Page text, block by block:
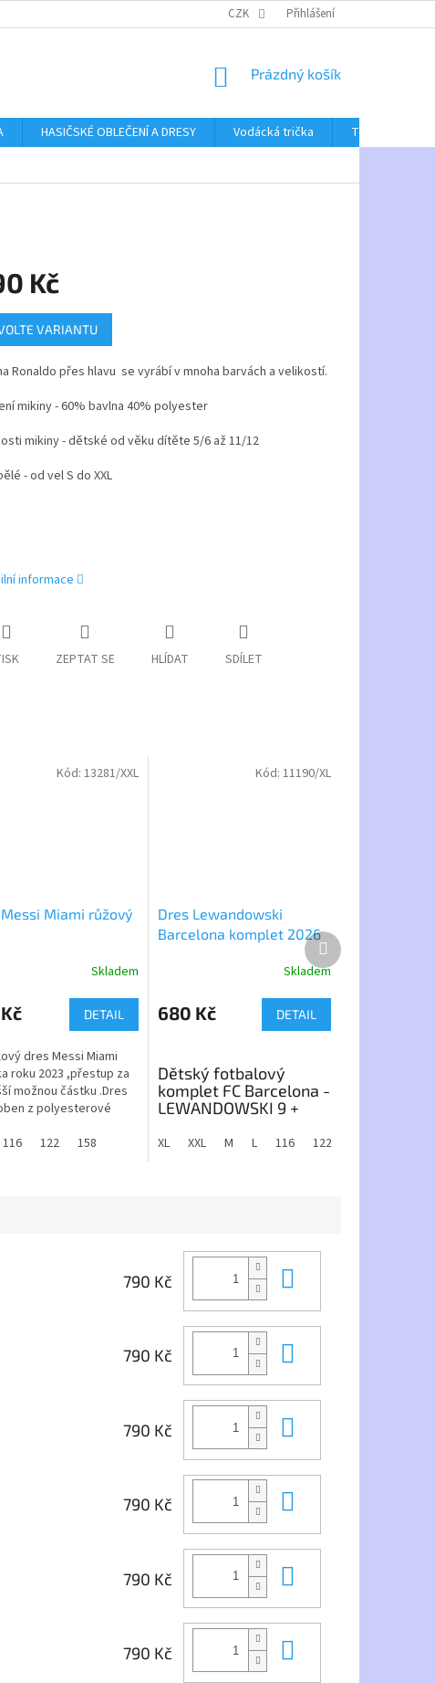
CZK Přihlášení
NÁKUPNÍ
Prázdný košík
HASIČSKÉ OBLEČENÍ A DRESY Vodácká trička
Textil bez
Kč
VARIANTU
Ronaldo přes hlavu se vyrábí v mnoha barvách a velikostí.
mikiny - 60% bavlna 40% polyester
mikiny - dětské od věku dítěte 5/6 až 11/12
- od vel S do XXL
informace
ZEPTAT SE HLÍDAT SDÍLET
140 146 152 164
Miami růžový
Skladem
DETAIL
dres Messi Miami
roku 2023 ,přestup za
možnou částku .Dres
z polyesterové
která
116 122 158
Kód:13281/XXL
Dres Lewandowski
Barcelona komplet 2026
produktu
je
5
hvězdiček.
Skladem
680 Kč DETAIL
Dětský fotbalový
komplet FC Barcelona -
LEWANDOWSKI 9 +
obýváku.
Co obsahuje balení:
Fotbalový dres FC
Barcelona - přední
strana + zadní strana s
potiskem
Ladící fotbalové
trenýrky se znakem FCB
XL XXL M L 116 122
Kód: 11190/XL
Další
produkt
790 Kč
790 Kč
790 Kč
790 Kč
790 Kč
790 Kč